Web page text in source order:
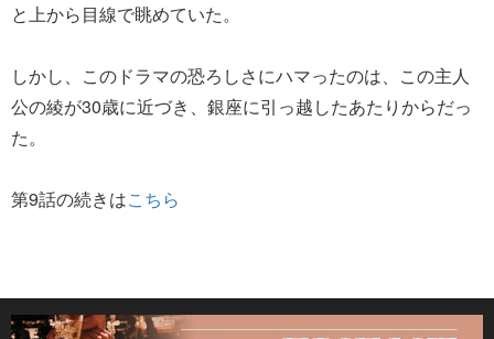
と上から目線で眺めていた。
しかし、このドラマの恐ろしさにハマったのは、この主人
公の綾が30歳に近づき、銀座に引っ越したあたりからだっ
た。
第9話の続きはこちら